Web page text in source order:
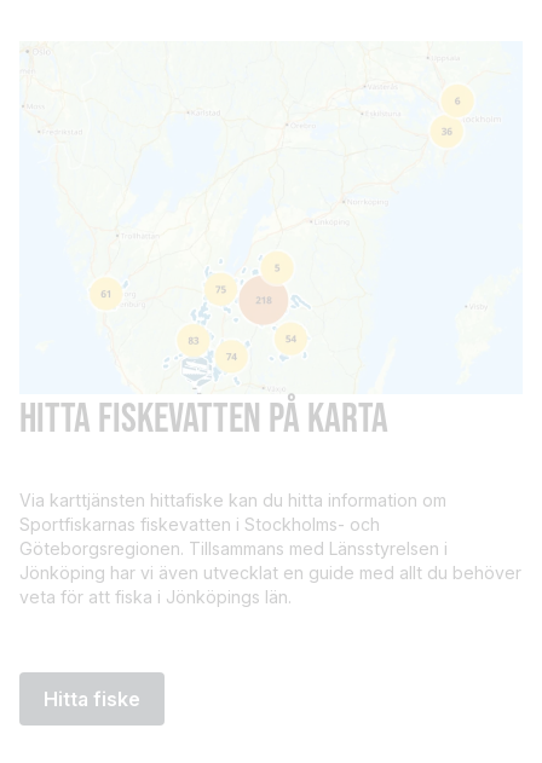
HITTA FISKEVATTEN PÅ KARTA
Via karttjänsten hittafiske kan du hitta information om
Sportfiskarnas fiskevatten i Stockholms- och
Göteborgsregionen. Tillsammans med Länsstyrelsen i
Jönköping har vi även utvecklat en guide med allt du behöver
veta för att fiska i Jönköpings län.
Hitta fiske